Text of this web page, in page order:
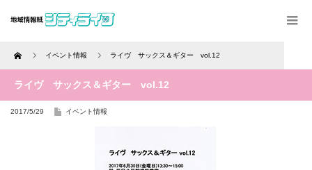
Home イベント情報 ライヴ サックス＆ギター vol.12
ライヴ サックス＆ギター vol.12
2017/5/29 イベント情報